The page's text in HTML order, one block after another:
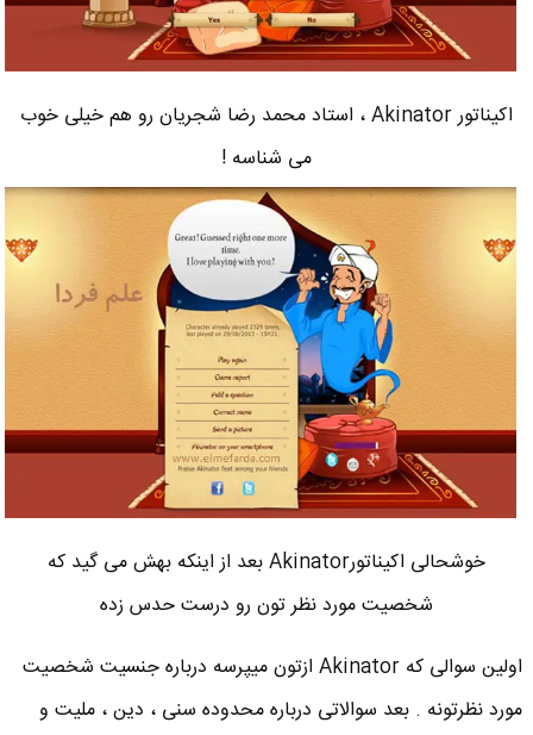
اکیناتور Akinator ، استاد محمد رضا شجریان رو هم خیلی خوب
می شناسه !
خوشحالی اکیناتورAkinator بعد از اینکه بهش می گید که
شخصیت مورد نظر تون رو درست حدس زده
اولین سوالی که Akinator ازتون میپرسه درباره جنسیت شخصیت
مورد نظرتونه . بعد سوالاتی درباره محدوده سنی ، دین ، ملیت و